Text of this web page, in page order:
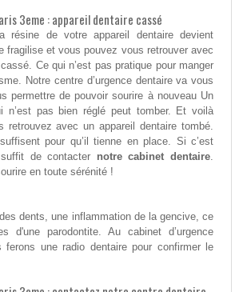
3eme : appareil dentaire cassé
de votre appareil dentaire devient
fragilise et vous pouvez vous retrouver avec
Ce qui n’est pas pratique pour manger
Notre centre d’urgence dentaire va vous
permettre de pouvoir sourire à nouveau Un
n’est pas bien réglé peut tomber. Et voilà
retrouvez avec un appareil dentaire tombé.
pour qu’il tienne en place. Si c’est
de contacter notre cabinet dentaire.
en toute sérénité !
dents, une inflammation de la gencive, ce
d'une parodontite. Au cabinet d’urgence
ferons une radio dentaire pour confirmer le